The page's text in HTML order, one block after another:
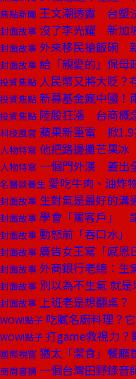
焦點新聞 王文潮透露 台塑
封面故事 沒了李光耀 新加
封面故事 外來移民搶飯碗
封面故事 給「親愛的」保母
投資焦點 人民幣又將大貶？
投資焦點 新募基金瘋中國！
投資焦點 陸股狂漲 台商概
科技風雲 蘋果新筆電 掀1.9
人物特寫 他把路邊攤芒果
人物特寫 一個門外漢 蓋出
名醫談養生 愛吃牛肉、油炸
封面故事 生對氣是最好的溝
封面故事 學會「罵客戶」
封面故事 動怒前「吞口水
封面故事 廣告女王寫「感
封面故事 外商銀行老總：生
封面故事 別以為不生氣 就是
封面故事 上班老是想翻桌
WOW!點子 吃膩名廚料理？
WOW!點子 打game救視力？
國際視窗 猶太「潔食」餐廳
商周書摘 一個台灣田野錄音